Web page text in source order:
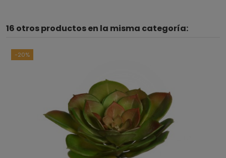
16 otros productos en la misma categoría:
-20%